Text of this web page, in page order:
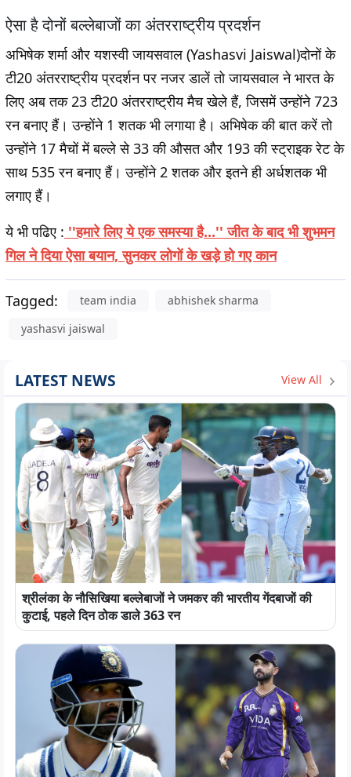
ऐसा है दोनों बल्लेबाजों का अंतरराष्ट्रीय प्रदर्शन
अभिषेक शर्मा और यशस्वी जायसवाल (Yashasvi Jaiswal)दोनों के
टी20 अंतरराष्ट्रीय प्रदर्शन पर नजर डालें तो जायसवाल ने भारत के
लिए अब तक 23 टी20 अंतरराष्ट्रीय मैच खेले हैं, जिसमें उन्होंने 723
रन बनाए हैं। उन्होंने 1 शतक भी लगाया है। अभिषेक की बात करें तो
उन्होंने 17 मैचों में बल्ले से 33 की औसत और 193 की स्ट्राइक रेट के
साथ 535 रन बनाए हैं। उन्होंने 2 शतक और इतने ही अर्धशतक भी
लगाए हैं।
ये भी पढिए : ''हमारे लिए ये एक समस्या है...'' जीत के बाद भी शुभमन
गिल ने दिया ऐसा बयान, सुनकर लोगों के खड़े हो गए कान
Tagged: team india
abhishek sharma
yashasvi jaiswal
LATEST NEWS View All
श्रीलंका के नौसिखिया बल्लेबाजों ने जमकर की भारतीय गेंदबाजों की
कुटाई, पहले दिन ठोक डाले 363 रन